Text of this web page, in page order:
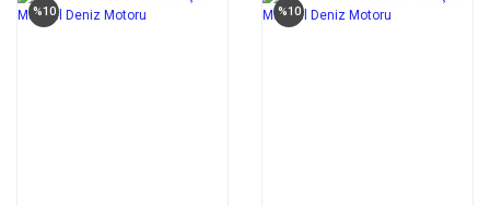
%10 %10